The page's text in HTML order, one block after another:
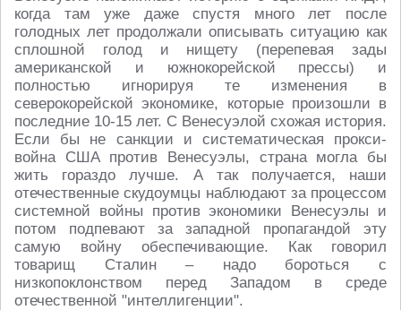
когда там уже даже спустя много лет после
голодных лет продолжали описывать ситуацию как
сплошной голод и нищету (перепевая зады
американской и южнокорейской прессы) и
полностью игнорируя те изменения в
северокорейской экономике, которые произошли в
последние 10-15 лет. С Венесуэлой схожая история.
Если бы не санкции и систематическая прокси-
война США против Венесуэлы, страна могла бы
жить гораздо лучше. А так получается, наши
отечественные скудоумцы наблюдают за процессом
системной войны против экономики Венесуэлы и
потом подпевают за западной пропагандой эту
самую войну обеспечивающие. Как говорил
товарищ Сталин – надо бороться с
низкопоклонством перед Западом в среде
отечественной "интеллигенции".